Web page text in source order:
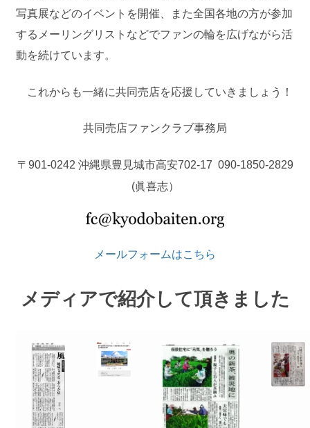
写真展などのイベントを開催、また全国各地の方が参加
するメーリングリストなどでファンの輪を広げながら活
動を続けています。
これからも一緒に共同売店を応援していきましょう！
共同売店ファンクラブ事務局
〒901-0242 沖縄県豊見城市高安702-17 090-1850-2829
(眞喜志）
メールフォームはこちら
メディアで紹介して頂きました